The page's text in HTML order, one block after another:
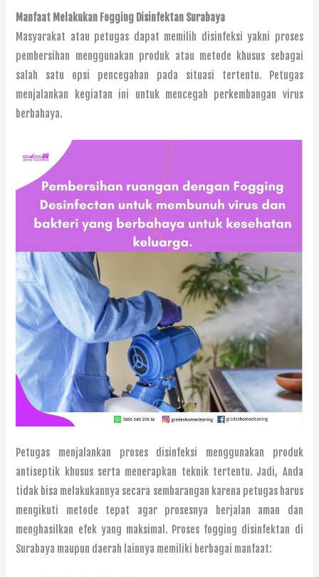
Manfaat Melakukan Fogging Disinfektan Surabaya
Masyarakat atau petugas dapat memilih disinfeksi yakni proses
pembersihan menggunakan produk atau metode khusus sebagai
salah satu opsi pencegahan pada situasi tertentu. Petugas
menjalankan kegiatan ini untuk mencegah perkembangan virus
berbahaya.
Petugas menjalankan proses disinfeksi menggunakan produk
antiseptik khusus serta menerapkan teknik tertentu. Jadi, Anda
tidak bisa melakukannya secara sembarangan karena petugas harus
mengikuti metode tepat agar prosesnya berjalan aman dan
menghasilkan efek yang maksimal. Proses fogging disinfektan di
Surabaya maupun daerah lainnya memiliki berbagai manfaat: